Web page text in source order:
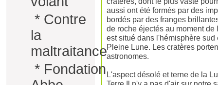
* Contre
la
maltraitance
* Fondation
aussi ont été formés par des
bordés par des franges
de roche éjectés au moment
est situé dans l'hémisphère
Pleine Lune. Les cratères
astronomes.
L'aspect désolé et terne de la